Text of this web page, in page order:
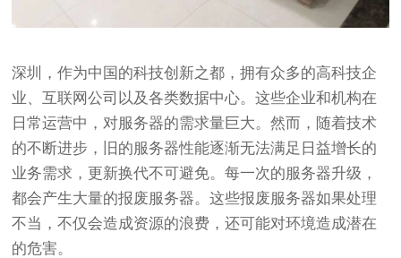
深圳，作为中国的科技创新之都，拥有众多的高科技企
业、互联网公司以及各类数据中心。这些企业和机构在
日常运营中，对服务器的需求量巨大。然而，随着技术
的不断进步，旧的服务器性能逐渐无法满足日益增长的
业务需求，更新换代不可避免。每一次的服务器升级，
都会产生大量的报废服务器。这些报废服务器如果处理
不当，不仅会造成资源的浪费，还可能对环境造成潜在
的危害。